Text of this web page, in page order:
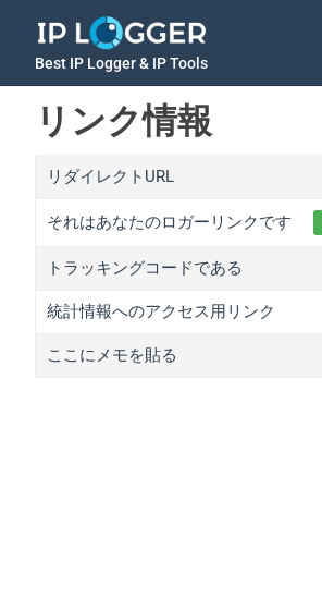
Best IP Logger & IP Tools
リンク情報
リダイレクトURL
それはあなたのロガーリンクです
トラッキングコードである
統計情報へのアクセス用リンク
ここにメモを貼る